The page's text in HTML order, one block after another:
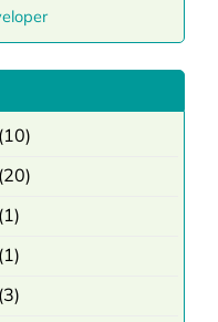
(10)
(20)
(1)
(1)
(3)